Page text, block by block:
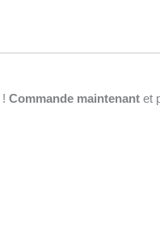
! Commande maintenant et